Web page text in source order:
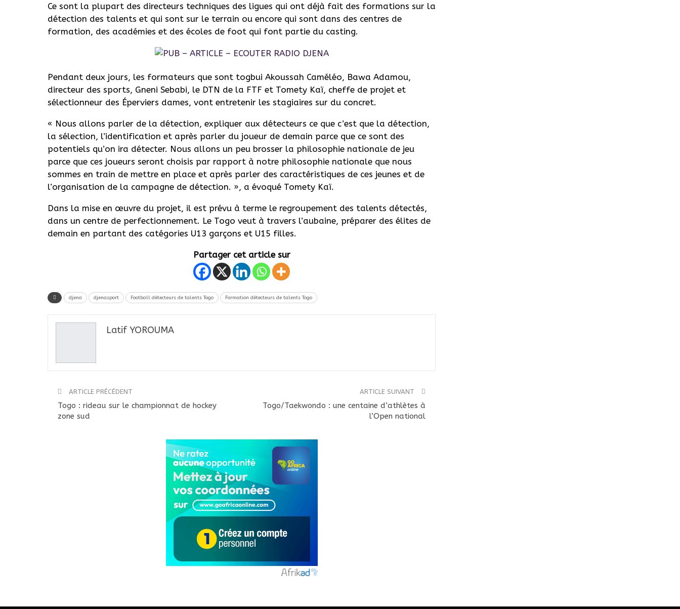
Ce sont la plupart des directeurs techniques des ligues qui ont déjà fait des formations sur la
détection des talents et qui sont sur le terrain ou encore qui sont dans des centres de
formation, des académies et des écoles de foot qui font partie du casting.
Pendant deux jours, les formateurs que sont togbui Akoussah Caméléo, Bawa Adamou,
directeur des sports, Gneni Sebabi, le DTN de la FTF et Tomety Kaï, cheffe de projet et
sélectionneur des Éperviers dames, vont entretenir les stagiaires sur du concret.
« Nous allons parler de la détection, expliquer aux détecteurs ce que c’est que la détection,
la sélection, l’identification et après parler du joueur de demain parce que ce sont des
potentiels qu’on ira détecter. Nous allons un peu brosser la philosophie nationale de jeu
parce que ces joueurs seront choisis par rapport à notre philosophie nationale que nous
sommes en train de mettre en place et après parler des caractéristiques de ces jeunes et de
l’organisation de la campagne de détection. », a évoqué Tomety Kaï.
Dans la mise en œuvre du projet, il est prévu à terme le regroupement des talents détectés,
dans un centre de perfectionnement. Le Togo veut à travers l’aubaine, préparer des élites de
demain en partant des catégories U13 garçons et U15 filles.
Partager cet article sur
djena djenasport Football détecteurs de talents Togo Formation détecteurs de talents Togo
Latif YOROUMA
ARTICLE PRÉCÉDENT
Togo : rideau sur le championnat de hockey
zone sud
ARTICLE SUIVANT
Togo/Taekwondo : une centaine d’athlètes à
l’Open national